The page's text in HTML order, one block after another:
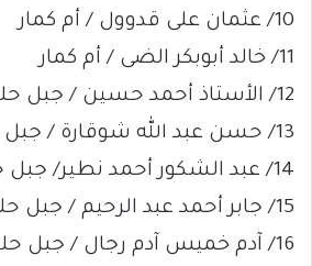
10/ عثمان على قدوول / أم كمار
11/ خالد أبوبكر الضى / أم كمار
12/ الأستاذ أحمد حسين / جبل حلة
13/ حسن عبد الله شوقارة / جبل حلة
14/ عبد الشكور أحمد نطير/ جبل حلة
15/ جابر أحمد عبد الرحيم / جبل حلة
16/ آدم خميس آدم رجال / جبل حلة